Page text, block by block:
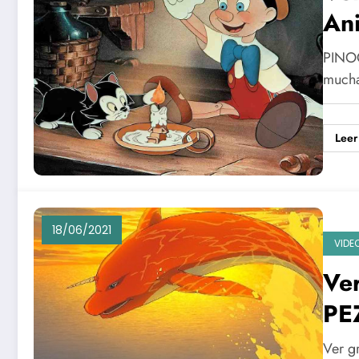
18/06/2021
Ver